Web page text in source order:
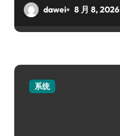
dawei 8 月 8, 2026
系统